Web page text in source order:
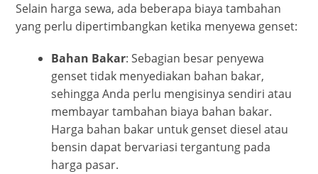
Selain harga sewa, ada beberapa biaya tambahan
yang perlu dipertimbangkan ketika menyewa genset:
Bahan Bakar: Sebagian besar penyewa
genset tidak menyediakan bahan bakar,
sehingga Anda perlu mengisinya sendiri atau
membayar tambahan biaya bahan bakar.
Harga bahan bakar untuk genset diesel atau
bensin dapat bervariasi tergantung pada
harga pasar.